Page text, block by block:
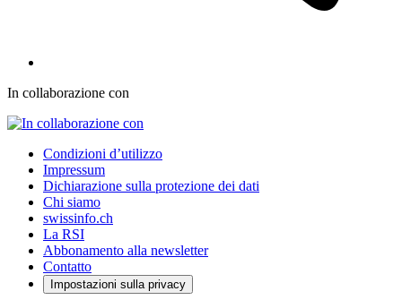
In collaborazione con
Condizioni d’utilizzo
Impressum
Dichiarazione sulla protezione dei dati
Chi siamo
swissinfo.ch
La RSI
Abbonamento alla newsletter
Contatto
Impostazioni sulla privacy